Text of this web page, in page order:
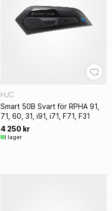
HJC
Smart 50B Svart för RPHA 91,
71, 60, 31, i91, i71, F71, F31
4 250 kr
I lager